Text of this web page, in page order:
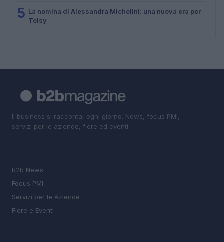
5 La nomina di Alessandra Michelini: una nuova era per
Telsy
Il business si racconta, ogni giorno. News, focus PMI,
servizi per le aziende, fiere ed eventi.
b2b News
Focus PMI
Servizi per le Aziende
Fiere e Eventi